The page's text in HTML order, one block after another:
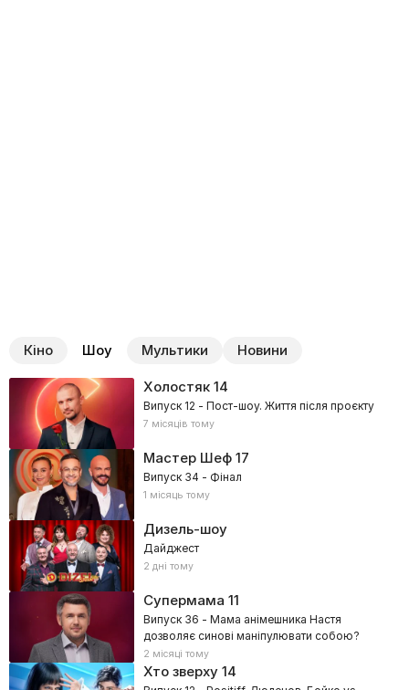
Кіно Шоу Мультики Новини
Холостяк14
Випуск 12 - Пост-шоу. Життя після проєкту
7 місяців тому
Мастер Шеф17
Випуск 34 - Фінал
1 місяць тому
Дизель-шоу
Дайджест
2 дні тому
Супермама 11
Випуск 36 - Мама анімешника Настя
дозволяє синові маніпулювати собою?
2 місяці тому
Хто зверху14